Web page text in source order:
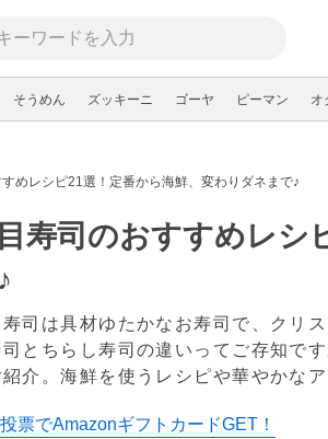
そうめん ズッキーニ ゴーヤ ピーマン オ
めレシピ21選！定番から海鮮、変わりダネまで♪
寿司のおすすめレシ
寿司は具材ゆたかなお寿司で、クリ
司とちらし寿司の違いってご存知で
紹介。海鮮を使うレシピや華やかな
票でAmazonギフトカードGET！